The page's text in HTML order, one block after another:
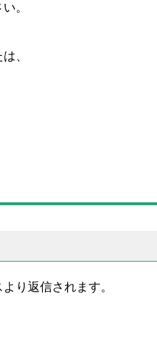
。
、
り返信されます。